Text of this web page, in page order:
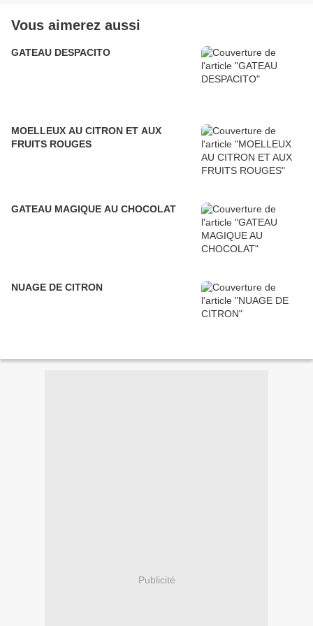
Vous aimerez aussi
GATEAU DESPACITO
MOELLEUX AU CITRON ET AUX
FRUITS ROUGES
GATEAU MAGIQUE AU CHOCOLAT
NUAGE DE CITRON
Publicité